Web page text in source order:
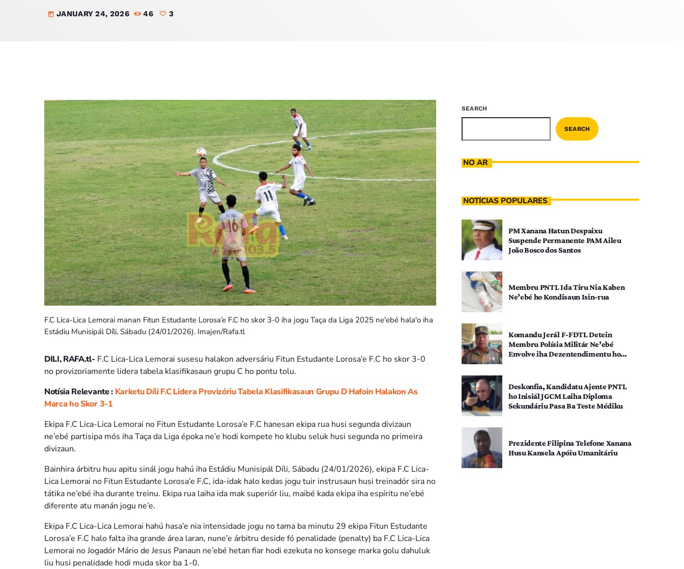
today JANUARY 24, 2026 46 3
F.C Lica-Lica Lemorai manan Fitun Estudante Lorosa’e F.C ho skor 3-0 iha jogu Taça da Liga 2025 ne'ebé hala'o iha
Estádiu Munisipál Díli, Sábadu (24/01/2026). Imajen/Rafa.tl
DILI, RAFA.tl- F.C Lica-Lica Lemorai susesu halakon adversáriu Fitun Estudante Lorosa’e F.C ho skor 3-0
no provizoriamente lidera tabela klasifikasaun grupu C ho pontu tolu.
Notísia Relevante : Karketu Díli F.C Lidera Provizóriu Tabela Klasifikasaun Grupu D Hafoin Halakon As
Marca ho Skor 3-1
Ekipa F.C Lica-Lica Lemorai no Fitun Estudante Lorosa’e F.C hanesan ekipa rua husi segunda divizaun
ne’ebé partisipa mós iha Taça da Liga époka ne’e hodi kompete ho klubu seluk husi segunda no primeira
divizaun.
Bainhira árbitru huu apitu sinál jogu hahú iha Estádiu Munisipál Díli, Sábadu (24/01/2026), ekipa F.C Lica-
Lica Lemorai no Fitun Estudante Lorosa’e F.C, ida-idak halo kedas jogu tuir instrusaun husi treinadór sira no
tátika ne’ebé iha durante treinu. Ekipa rua laiha ida mak superiór liu, maibé kada ekipa iha espíritu ne’ebé
diferente atu manán jogu ne’e.
Ekipa F.C Lica-Lica Lemorai hahú hasa’e nia intensidade jogu no tama ba minutu 29 ekipa Fitun Estudante
Lorosa’e F.C halo falta iha grande área laran, nune’e árbitru deside fó penalidade (penalty) ba F.C Lica-Lica
Lemorai no Jogadór Mário de Jesus Panaun ne’ebé hetan fiar hodi ezekuta no konsege marka golu dahuluk
liu husi penalidade hodi muda skor ba 1-0.
SEARCH
SEARCH
NO AR
NOTÍCIAS POPULARES
PM Xanana Hatun Despaixu
Suspende Permanente PAM Aileu
João Bosco dos Santos
Membru PNTL Ida Tiru Nia Kaben
Ne’ebé ho Kondisaun Isin-rua
Komandu Jerál F-FDTL Detein
Membru Polísia Militár Ne’ebé
Envolve iha Dezentendimentu ho
Deskonfia, Kandidatu Ajente PNTL
ho Inisiál JGCM Laiha Diploma
Sekundáriu Pasa Ba Teste Médiku
Prezidente Filipina Telefone Xanana
Husu Kansela Apóiu Umanitáriu